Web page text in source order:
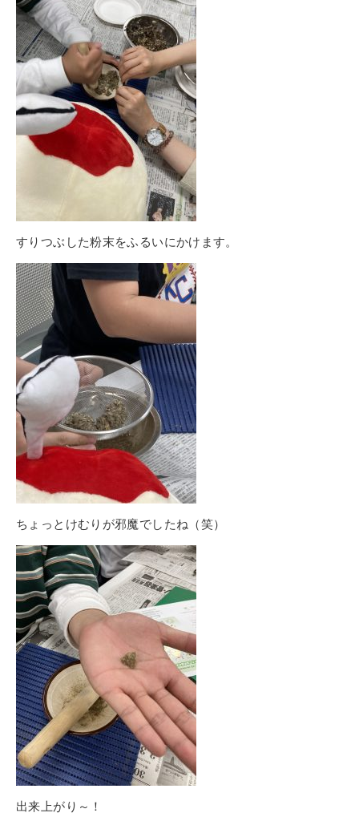
すりつぶした粉末をふるいにかけます。
ちょっとけむりが邪魔でしたね（笑）
出来上がり～！